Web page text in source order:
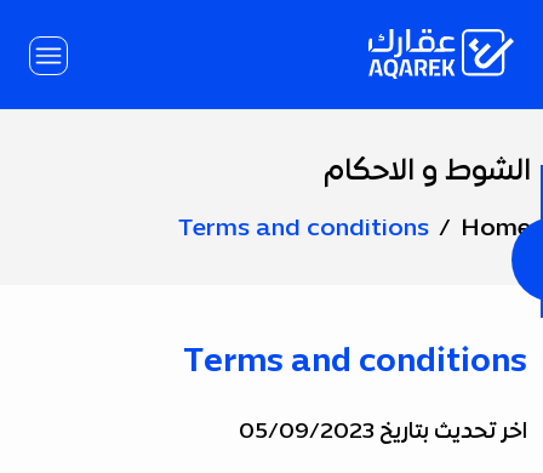
Page
الشوط و الاحكام
Home
Terms and conditions
Terms and conditions
اخر تحديث بتاريخ 05/09/2023